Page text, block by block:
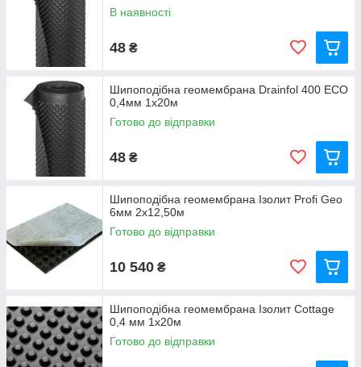
В наявності
48 ₴
Шипоподібна геомембрана Drainfol 400 ECO
0,4мм 1x20м
Готово до відправки
48 ₴
Шипоподібна геомембрана Ізолит Profi Geo
6мм 2x12,50м
Готово до відправки
10 540 ₴
Шипоподібна геомембрана Ізолит Cottage
0,4 мм 1х20м
Готово до відправки